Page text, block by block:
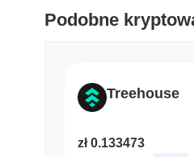
Podobne
Treehouse
zł 0.133473